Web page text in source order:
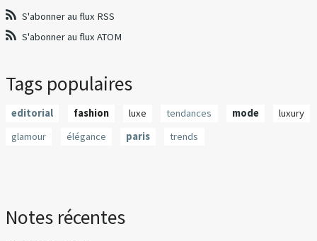
S'abonner au flux RSS
S'abonner au flux ATOM
Tags populaires
editorial fashion luxe tendances mode
luxury
glamour
élégance paris trends
Notes récentes